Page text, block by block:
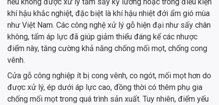
khí hậu khắc nghiệt, đặc biệt là khí hậu nhiệt đới ẩm gió mùa
như Việt Nam. Các công nghệ xử lý gỗ hiện đại như sấy chân
không, tẩm áp lực đã giúp giảm thiểu đáng kể các nhược
điểm này, tăng cường khả năng chống mối mọt, chống cong
vênh.
Cửa gỗ công nghiệp ít bị cong vênh, co ngót, mối mọt hơn do
được xử lý, ép dưới áp lực cao, đồng thời có thêm phụ gia
chống mối mọt trong quá trình sản xuất. Tuy nhiên, điểm yếu